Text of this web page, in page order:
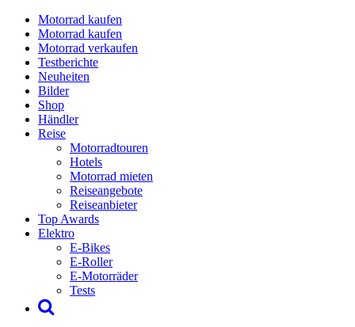
Motorrad kaufen
Motorrad kaufen
Motorrad verkaufen
Testberichte
Neuheiten
Bilder
Shop
Händler
Reise
Motorradtouren
Hotels
Motorrad mieten
Reiseangebote
Reiseanbieter
Top Awards
Elektro
E-Bikes
E-Roller
E-Motorräder
Tests